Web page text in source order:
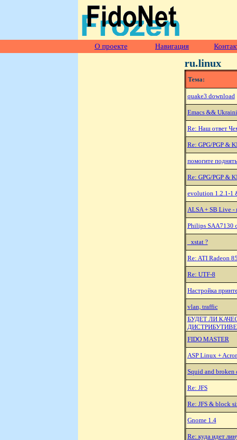
О проекте Навигация
ru.linux
Тема:
quake3 download
Emacs &&
Re: Hаш ответ
Re: GPG/PGP &
помогите
Re: GPG/PGP &
evolution 1.2.1-1
ALSA + SB Live -
Philips SAA7130
_xstat ?
Re: ATI Radeon
Re: UTF-8
Hастройка
vlan, traffic
БУДЕТ ЛИ
FIDO MASTER
ASP Linux +
Squid and broken
Re: JFS
Re: JFS & block
Gnome 1.4
Re: куда идет